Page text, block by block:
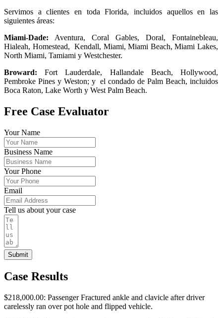
Servimos a clientes en toda Florida, incluidos aquellos en las
siguientes áreas:
Miami-Dade:
Aventura, Coral Gables, Doral, Fontainebleau,
Hialeah, Homestead, Kendall, Miami, Miami Beach, Miami Lakes,
North Miami, Tamiami y Westchester.
Broward:Fort Lauderdale, Hallandale Beach, Hollywood,
Pembroke Pines y Weston; y el condado de Palm Beach, incluidos
Boca Raton, Lake Worth y West Palm Beach.
Free Case Evaluator
Your Name
Business Name
Your Phone
Email
Tell us about your case
Submit
Case Results
$218,000.00: Passenger Fractured ankle and clavicle after driver
carelessly ran over pot hole and flipped vehicle.